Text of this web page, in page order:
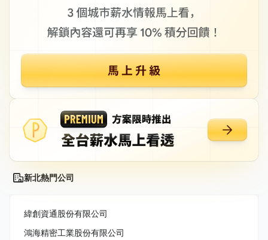
新北熱門公司
緯創資通股份有限公司
鴻海精密工業股份有限公司